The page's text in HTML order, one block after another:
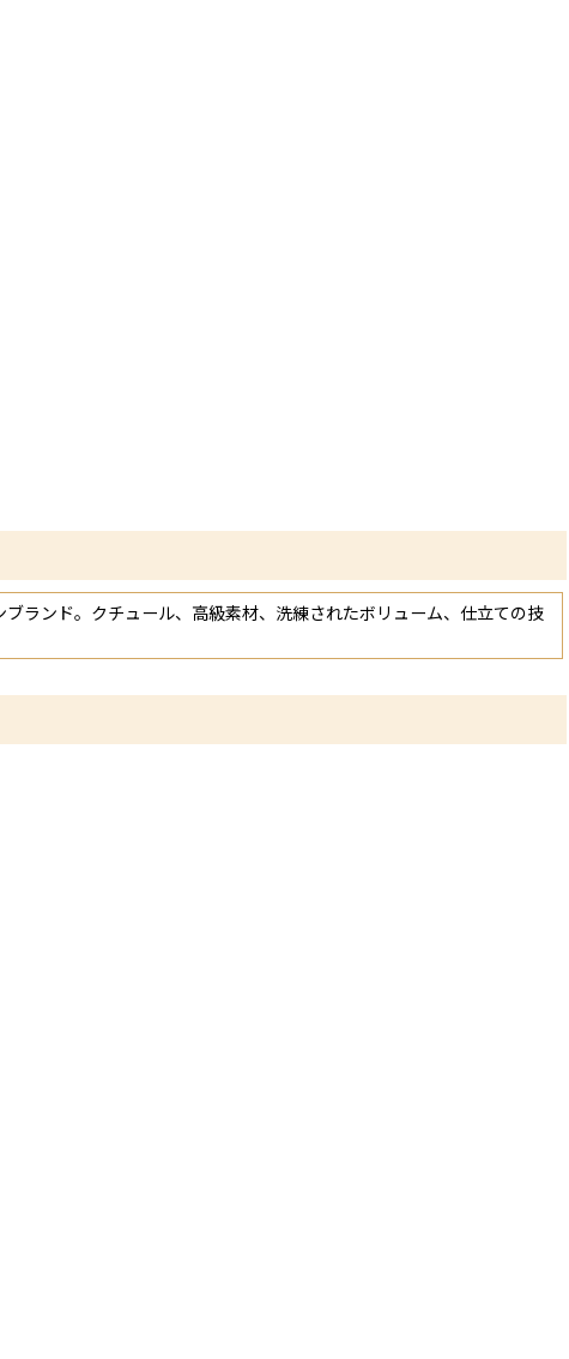
ランド。クチュール、高級素材、洗練されたボリューム、仕立ての技